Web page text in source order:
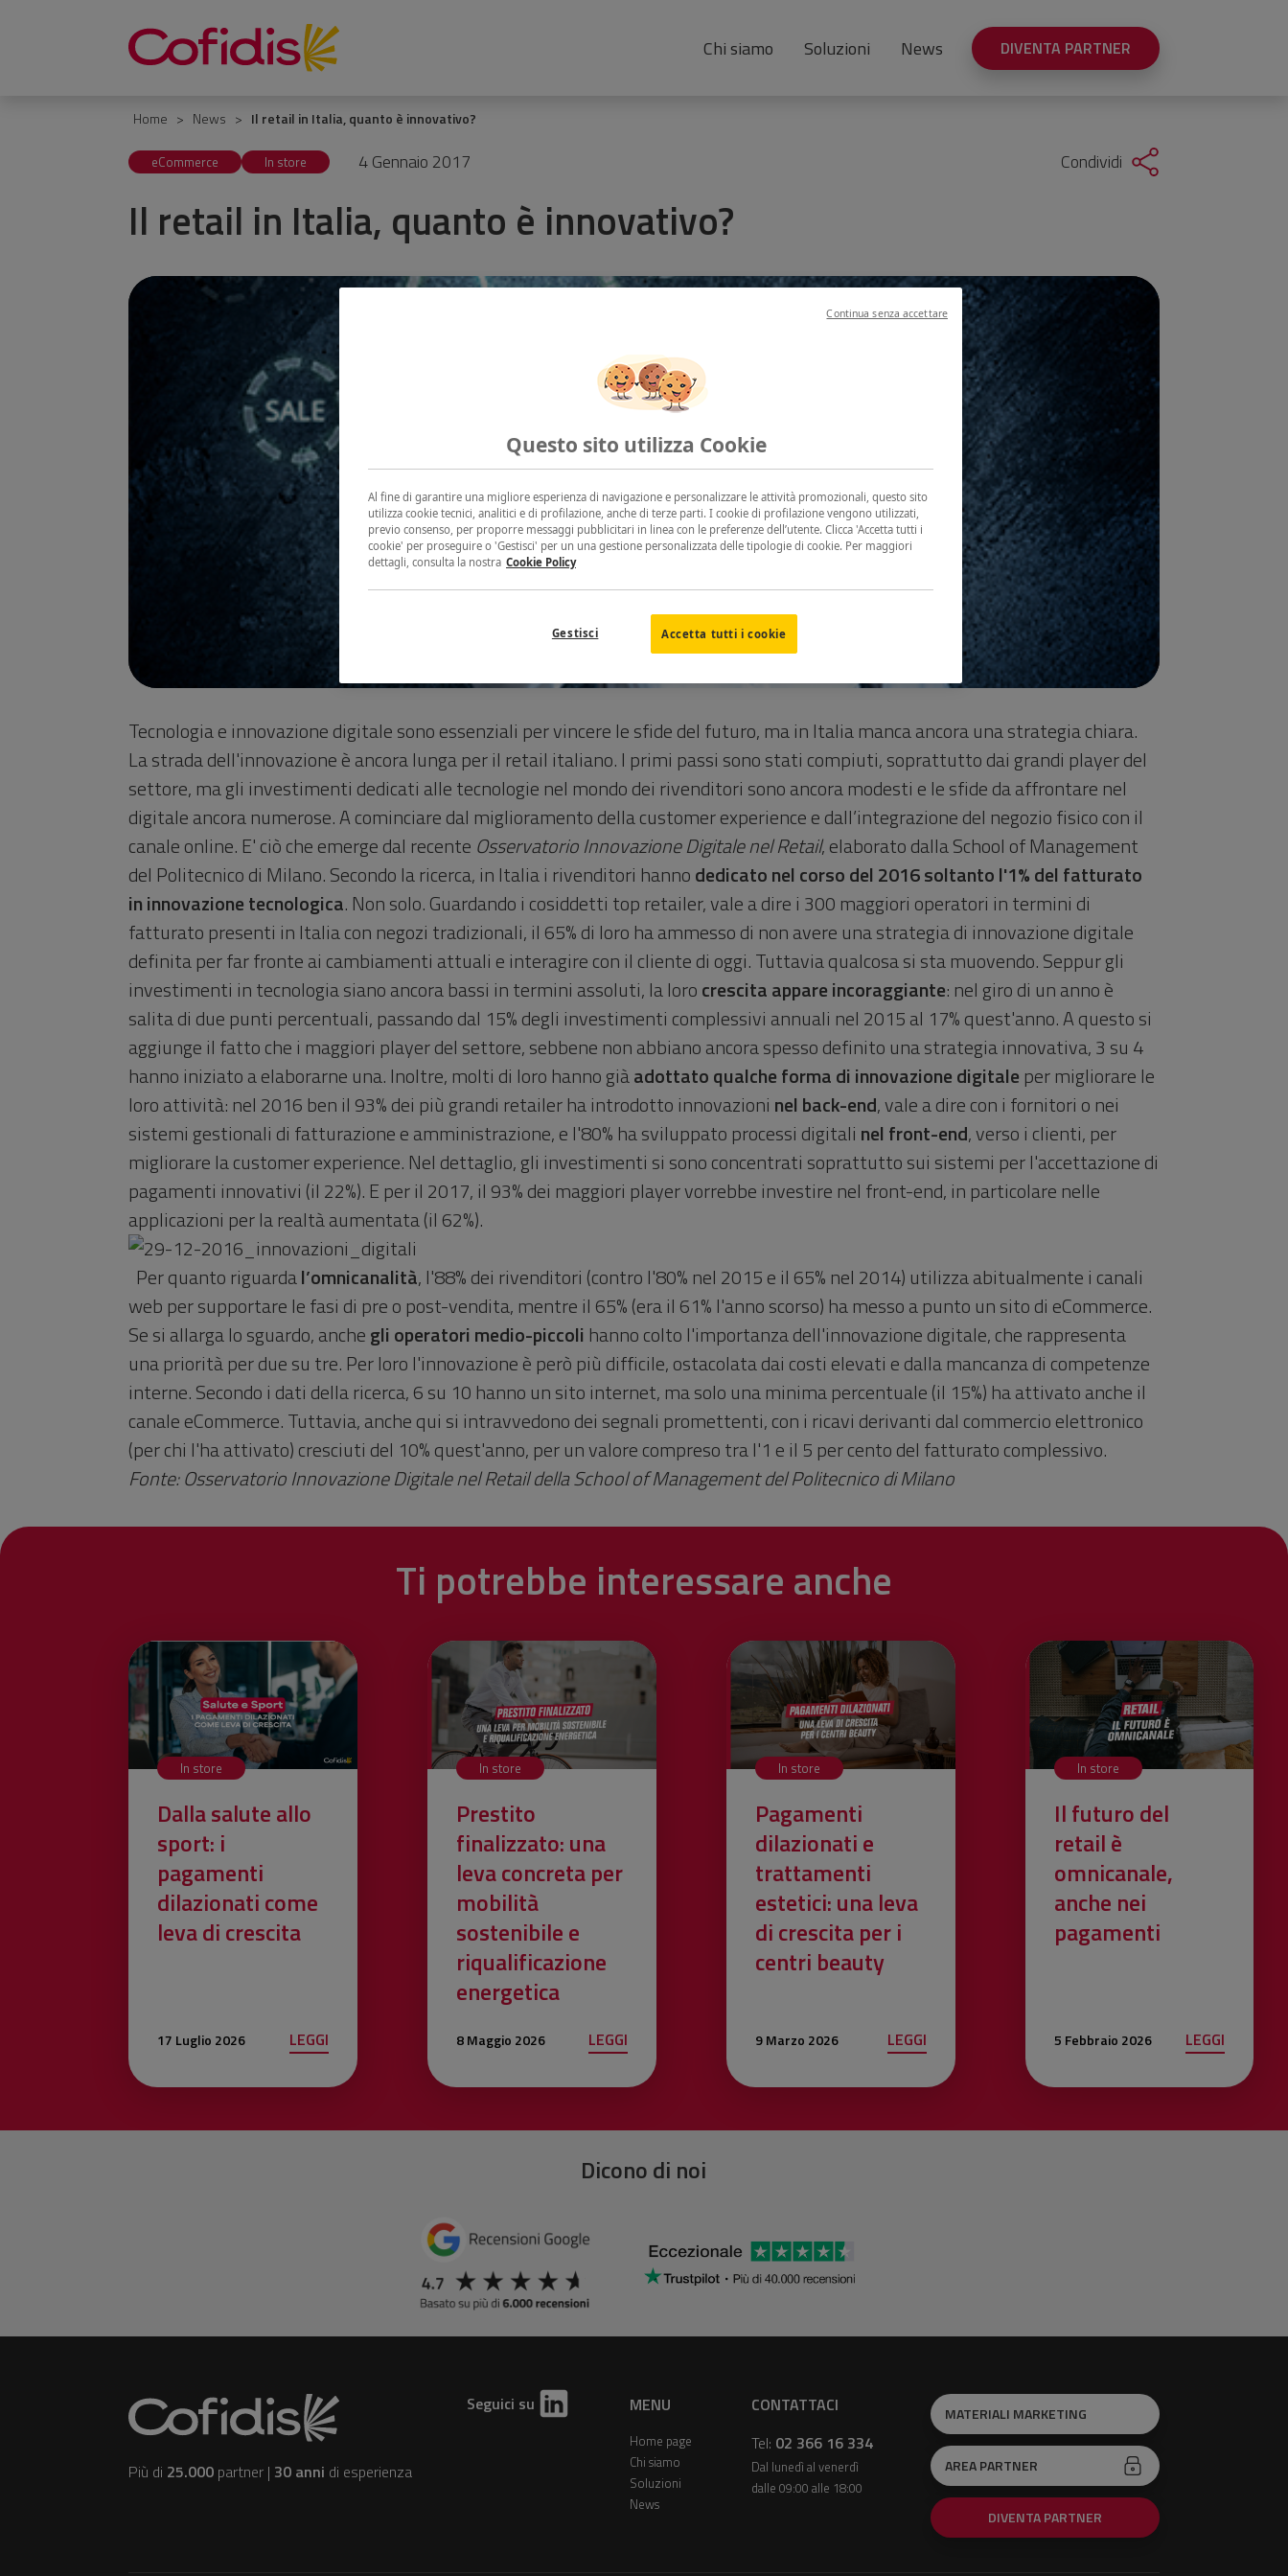
Chi siamo Soluzioni News DIVENTA PARTNER
Home News Il retail in Italia, quanto è innovativo?
eCommerce In store 4 Gennaio 2017 Condividi
Il retail in Italia, quanto è innovativo?
Tecnologia e innovazione digitale sono essenziali per vincere le sfide del futuro, ma in Italia manca ancora una strategia chiara.
La strada dell'innovazione è ancora lunga per il retail italiano. I primi passi sono stati compiuti, soprattutto dai grandi player del
settore, ma gli investimenti dedicati alle tecnologie nel mondo dei rivenditori sono ancora modesti e le sfide da affrontare nel
digitale ancora numerose. A cominciare dal miglioramento della customer experience e dall’integrazione del negozio fisico con il
canale online. E' ciò che emerge dal recente Osservatorio Innovazione Digitale nel Retail, elaborato dalla School of Management
del Politecnico di Milano. Secondo la ricerca, in Italia i rivenditori hannodedicato nel corso del 2016 soltanto l'1% del fatturato
in innovazione tecnologica. Non solo. Guardando i cosiddetti top retailer, vale a dire i 300 maggiori operatori in termini di
fatturato presenti in Italia con negozi tradizionali, il 65% di loro ha ammesso di non avere una strategia di innovazione digitale
definita per far fronte ai cambiamenti attuali e interagire con il cliente di oggi. Tuttavia qualcosa si sta muovendo. Seppur gli
investimenti in tecnologia siano ancora bassi in termini assoluti, la lorocrescita appare incoraggiante: nel giro di un anno è
salita di due punti percentuali, passando dal 15% degli investimenti complessivi annuali nel 2015 al 17% quest'anno. A questo si
aggiunge il fatto che i maggiori player del settore, sebbene non abbiano ancora spesso definito una strategia innovativa, 3 su 4
hanno iniziato a elaborarne una. Inoltre, molti di loro hanno giàadottato qualche forma di innovazione digitale per migliorare le
loro attività: nel 2016 ben il 93% dei più grandi retailer ha introdotto innovazioni nel back-end, vale a dire con i fornitori o nei
sistemi gestionali di fatturazione e amministrazione, e l'80% ha sviluppato processi digitali nel front-end, verso i clienti, per
migliorare la customer experience. Nel dettaglio, gli investimenti si sono concentrati soprattutto sui sistemi per l'accettazione di
pagamenti innovativi (il 22%). E per il 2017, il 93% dei maggiori player vorrebbe investire nel front-end, in particolare nelle
applicazioni per la realtà aumentata (il 62%).
Per quanto riguardal’omnicanalità, l'88% dei rivenditori (contro l'80% nel 2015 e il 65% nel 2014) utilizza abitualmente i canali
web per supportare le fasi di pre o post-vendita, mentre il 65% (era il 61% l'anno scorso) ha messo a punto un sito di eCommerce.
Se si allarga lo sguardo, anchegli operatori medio-piccoli hanno colto l'importanza dell'innovazione digitale, che rappresenta
una priorità per due su tre. Per loro l'innovazione è però più difficile, ostacolata dai costi elevati e dalla mancanza di competenze
interne. Secondo i dati della ricerca, 6 su 10 hanno un sito internet, ma solo una minima percentuale (il 15%) ha attivato anche il
canale eCommerce. Tuttavia, anche qui si intravvedono dei segnali promettenti, con i ricavi derivanti dal commercio elettronico
(per chi l'ha attivato) cresciuti del 10% quest'anno, per un valore compreso tra l'1 e il 5 per cento del fatturato complessivo.
Fonte: Osservatorio Innovazione Digitale nel Retail della School of Management del Politecnico di Milano
Ti potrebbe interessare anche
In store
Dalla salute allo
sport: i
pagamenti
dilazionati come
leva di crescita
17 Luglio 2026 LEGGI
In store
Prestito
finalizzato: una
leva concreta per
mobilità
sostenibile e
riqualificazione
energetica
8 Maggio 2026 LEGGI
In store
Pagamenti
dilazionati e
trattamenti
estetici: una leva
di crescita per i
centri beauty
9 Marzo 2026 LEGGI
In store
Il futuro del
retail è
omnicanale,
anche nei
pagamenti
5 Febbraio 2026 LEGGI
Dicono di noi
Più di 25.000 partner | 30 anni di esperienza
Seguici su MENU
Home page
Chi siamo
Soluzioni
News
CONTATTACI
Tel: 02 366 16 334
Dal lunedì al venerdì
dalle 09:00 alle 18:00
MATERIALI MARKETING
AREA PARTNER
DIVENTA PARTNER
Questo sito utilizza Cookie
Al fine di garantire una migliore esperienza di navigazione e personalizzare le attività promozionali, questo sito
utilizza cookie tecnici, analitici e di profilazione, anche di terze parti. I cookie di profilazione vengono utilizzati,
previo consenso, per proporre messaggi pubblicitari in linea con le preferenze dell’utente. Clicca 'Accetta tutti i
cookie' per proseguire o 'Gestisci' per un una gestione personalizzata delle tipologie di cookie. Per maggiori
dettagli, consulta la nostra Cookie Policy
Accetta tutti i cookie
Gestisci
Continua senza accettare